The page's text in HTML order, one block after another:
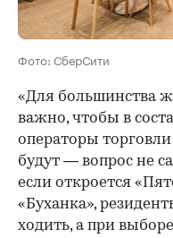
Фото: СберСити
«Для большинства
важно, чтобы в
операторы
будут — вопрос не
если откроется
«Буханка»,
ходить, а при